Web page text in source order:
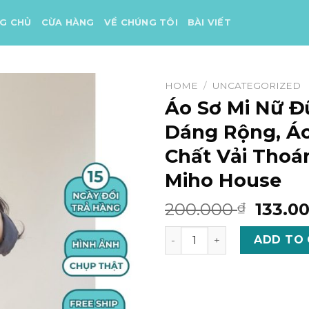
CHỦ CỪA HÀNG VỀ CHÚNG TÔI BÀI VIẾT
HOME / UNCATEGORIZED
Áo Sơ Mi Nữ
Dáng Rộng,
Chất Vải
Miho House
200.000₫
price
was:
Áo Sơ Mi Nữ Đũi Xước
ADD TO